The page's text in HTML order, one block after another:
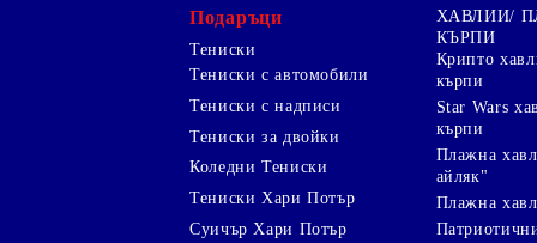
Подаръци
Тениски
Тениски с автомобили
Тениски с надписи
Тениски за двойки
Коледни Тениски
Тениски Хари Потър
Суичър Хари Потър
ХАВЛИИ/
КЪРПИ
Крипто
кърпи
Star Wars
кърпи
Плажна
айляк"
Плажна